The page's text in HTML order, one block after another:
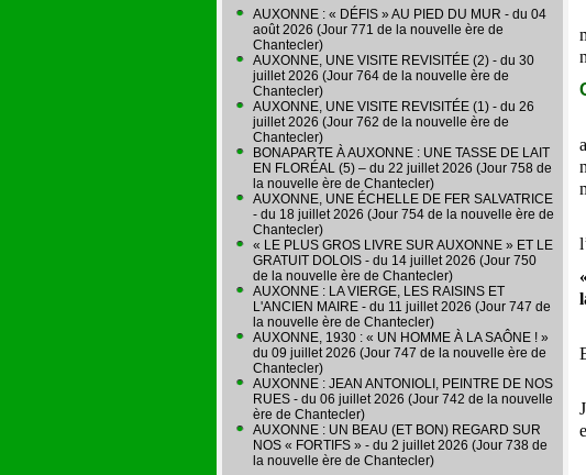
AUXONNE : « DÉFIS » AU PIED DU MUR - du 04
août 2026 (Jour 771 de la nouvelle ère de
Chantecler)
AUXONNE, UNE VISITE REVISITÉE (2) - du 30
juillet 2026 (Jour 764 de la nouvelle ère de
Chantecler)
AUXONNE, UNE VISITE REVISITÉE (1) - du 26
juillet 2026 (Jour 762 de la nouvelle ère de
Chantecler)
BONAPARTE À AUXONNE : UNE TASSE DE LAIT
EN FLORÉAL (5) – du 22 juillet 2026 (Jour 758 de
la nouvelle ère de Chantecler)
AUXONNE, UNE ÉCHELLE DE FER SALVATRICE
- du 18 juillet 2026 (Jour 754 de la nouvelle ère de
Chantecler)
« LE PLUS GROS LIVRE SUR AUXONNE » ET LE
GRATUIT DOLOIS - du 14 juillet 2026 (Jour 750
de la nouvelle ère de Chantecler)
AUXONNE : LA VIERGE, LES RAISINS ET
L'ANCIEN MAIRE - du 11 juillet 2026 (Jour 747 de
la nouvelle ère de Chantecler)
AUXONNE, 1930 : « UN HOMME À LA SAÔNE ! »
du 09 juillet 2026 (Jour 747 de la nouvelle ère de
Chantecler)
AUXONNE : JEAN ANTONIOLI, PEINTRE DE NOS
RUES - du 06 juillet 2026 (Jour 742 de la nouvelle
ère de Chantecler)
AUXONNE : UN BEAU (ET BON) REGARD SUR
NOS « FORTIFS » - du 2 juillet 2026 (Jour 738 de
la nouvelle ère de Chantecler)